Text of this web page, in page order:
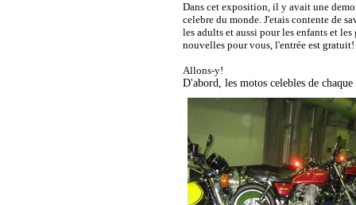
Dans cet exposition, il y avait une
celebre du monde. J'etais contente de
les adults et aussi pour les enfants et
nouvelles pour vous, l'entrée est gratuit!
Allons-y!
D'abord, les motos celebles de chaque